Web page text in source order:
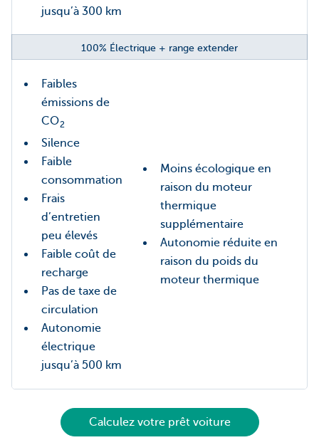
jusqu’à 300 km
Faibles
émissions de
CO2
Silence
Faible
consommation
Frais
d’entretien
peu élevés
Faible coût de
recharge
Pas de taxe de
circulation
Autonomie
électrique
jusqu’à 500 km
Moins écologique en
raison du moteur
thermique
supplémentaire
Autonomie réduite en
raison du poids du
moteur thermique
100% Électrique + range extender
Calculez votre prêt voiture